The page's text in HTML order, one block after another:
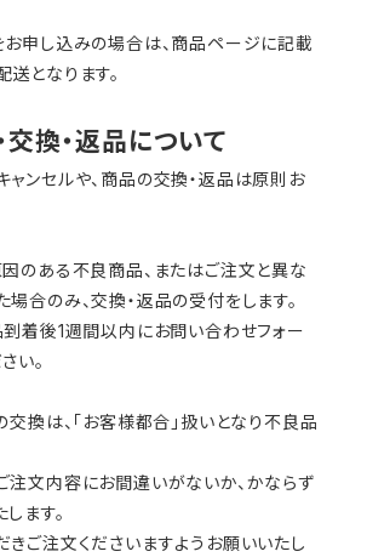
お申し込みの場合は、商品ページに記載
となります。
交換・返品について
ャンセルや、商品の交換・返品は原則お
因のある不良商品、またはご注文と異な
合のみ、交換・返品の受付をします。
到着後1週間以内にお問い合わせフォー
い。
交換は、「お客様都合」扱いとなり不良品
注文内容にお間違いがないか、かならず
ます。
きご注文くださいますようお願いいたし